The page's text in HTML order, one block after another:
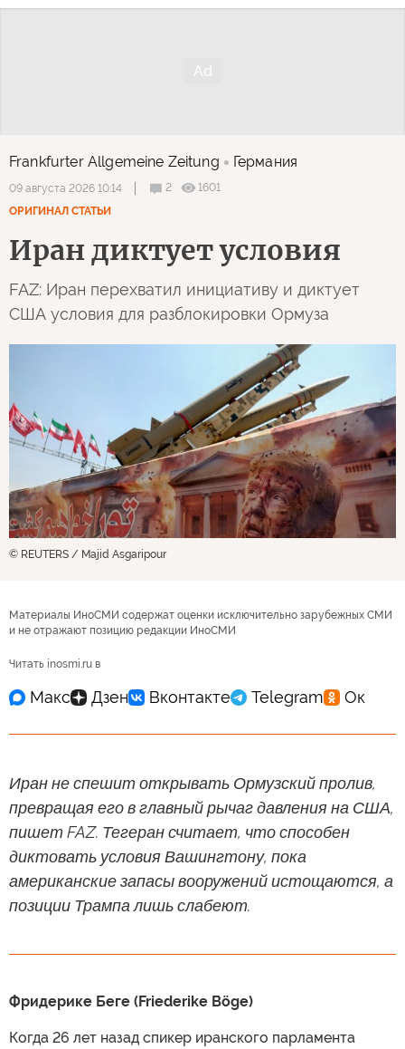
Frankfurter Allgemeine Zeitung Германия
09 августа 2026 10:14 2
1601
ОРИГИНАЛ СТАТЬИ
Иран диктует условия
FAZ: Иран перехватил инициативу и диктует
США условия для разблокировки Ормуза
© REUTERS / Majid Asgaripour
Материалы ИноСМИ содержат оценки исключительно зарубежных СМИ
и не отражают позицию редакции ИноСМИ
Читать inosmi.ru в
Иран не спешит открывать Ормузский пролив,
превращая его в главный рычаг давления на США,
пишет FAZ. Тегеран считает, что способен
диктовать условия Вашингтону, пока
американские запасы вооружений истощаются, а
позиции Трампа лишь слабеют.
Фридерике Беге (Friederike Böge)
Когда 26 лет назад спикер иранского парламента